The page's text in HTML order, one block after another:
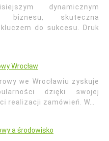
dynamicznym
biznesu, skuteczna
do sukcesu. Druk
Wrocław
we Wrocławiu zyskuje
dzięki swojej
realizacji zamówień. W…
a środowisko